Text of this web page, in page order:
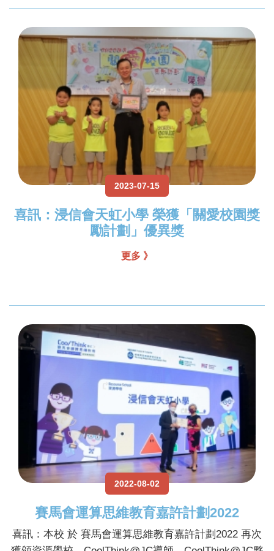
2023-07-15
喜訊：浸信會天虹小學 榮獲「關愛校園獎
勵計劃」優異獎
更多 》
2022-08-02
賽馬會運算思維教育嘉許計劃2022
喜訊：本校 於 賽馬會運算思維教育嘉許計劃2022 再次